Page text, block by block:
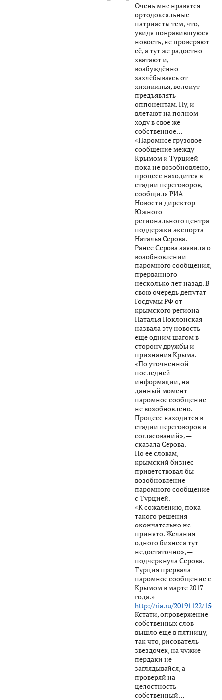
Очень мне нравятся
ортодоксальные
патриасты тем, что,
увидя понравившуюся
новость, не проверяют
её, а тут же радостно
хватают и,
возбуждённо
захлёбываясь от
хихикинья, волокут
предъявлять
оппонентам. Ну, и
влетают на полном
ходу в своё же
собственное…
«Паромное грузовое
сообщение между
Крымом и Турцией
пока не возобновлено,
процесс находится в
стадии переговоров,
сообщила РИА
Новости директор
Южного
регионального центра
поддержки экспорта
Наталья Серова.
Ранее Серова заявила о
возобновлении
паромного сообщения,
прерванного
несколько лет назад. В
свою очередь депутат
Госдумы РФ от
крымского региона
Наталья Поклонская
назвала эту новость
еще одним шагом в
сторону дружбы и
признания Крыма.
«По уточненной
последней
информации, на
данный момент
паромное сообщение
не возобновлено.
Процесс находится в
стадии переговоров и
согласований», —
сказала Серова.
По ее словам,
крымский бизнес
приветствовал бы
возобновление
паромного сообщение
с Турцией.
«К сожалению, пока
такого решения
окончательно не
принято. Желания
одного бизнеса тут
недостаточно», —
подчеркнула Серова.
Турция прервала
паромное сообщение с
Крымом в марте 2017
года.»
http://ria.ru/20191122/
Кстати, опровержение
собственных слов
вышло ещё в пятницу,
так что, рисователь
звёздочек, на чужие
пердаки не
заглядывайся, а
проверяй на
целостность
собственный…